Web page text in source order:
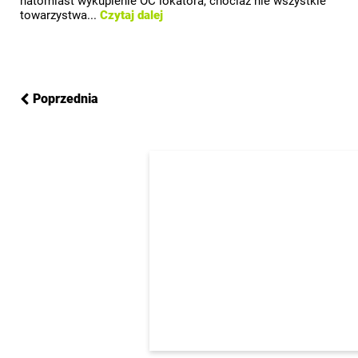
towarzystwa... Czytaj dalej
Poprzednia